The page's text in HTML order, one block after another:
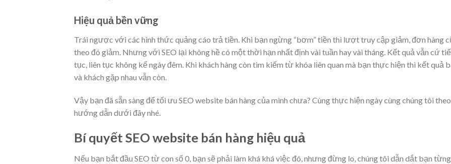
Hiệu quả bền vững
Trái ngược với các hình thức quảng cáo trả tiền. Khi bạn ngừng “bơm” tiền thì lượt truy cập giảm, đơn hàng
theo đó giảm. Nhưng với SEO lại không hề có một thời hạn nhất định vài tuần hay vài tháng. Kết quả vẫn cứ
tục, liên tục không kể ngày đêm. Khi khách hàng còn tìm kiếm từ khóa liên quan mà bạn thực hiện thì kết quả
và khách gặp nhau vẫn còn.
Vậy bạn đã sẵn sàng để tối ưu SEO website bán hàng của mình chưa? Cùng thực hiện ngày cùng chúng tôi theo
hướng dẫn dưới đây nhé.
Bí quyết SEO website bán hàng hiệu quả
Nếu bạn bắt đầu SEO từ con số 0, bạn sẽ phải làm khá khá việc đó, nhưng đừng lo, chúng tôi dẫn dắt bạn từng